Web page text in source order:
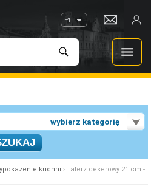
PL
wybierz kategorię
kuchni › Talerz deserowy 21 cm -